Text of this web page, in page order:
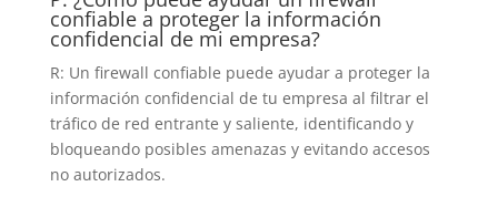
confiable a proteger la información
confidencial de mi empresa?
R: Un firewall confiable puede ayudar a proteger la
información confidencial de tu empresa al filtrar el
tráfico de red entrante y saliente, identificando y
bloqueando posibles amenazas y evitando accesos
no autorizados.